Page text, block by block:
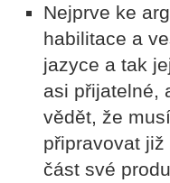
Nejprve ke
habilitace a
jazyce a tak
asi přijatelné,
vědět, že
připravovat
část své